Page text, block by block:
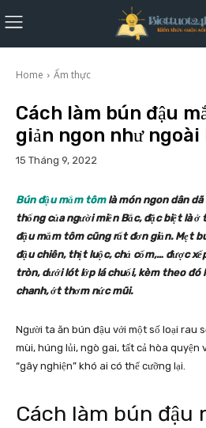
Home Ẩm thực
Cách làm bún đậu
giản ngon như ngoài
15 Tháng 9, 2022
Bún đậu mắm tômlà món ngon dân
thống của người miền Bắc, đặc biệt là ở
đậu mắm tôm cũng rất đơn giản. Mẹt
đậu chiên, thịt luộc, chả cốm,… được
tròn, dưới lót lớp lá chuối, kèm theo đó
chanh, ớt thơm nức mũi.
Người ta ăn bún đậu với một số loại rau
mùi, húng lủi, ngò gai, tất cả hòa quyện
“gây nghiện” khó ai có thể cưỡng lại.
Cách làm bún đậu